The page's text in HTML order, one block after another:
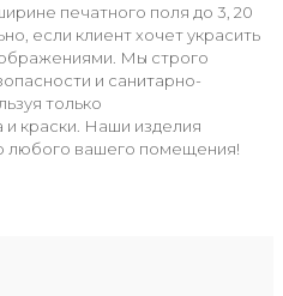
печатного поля до 3, 20
если клиент хочет украсить
Мы строго
и санитарно-
только
краски. Наши изделия
любого вашего помещения!